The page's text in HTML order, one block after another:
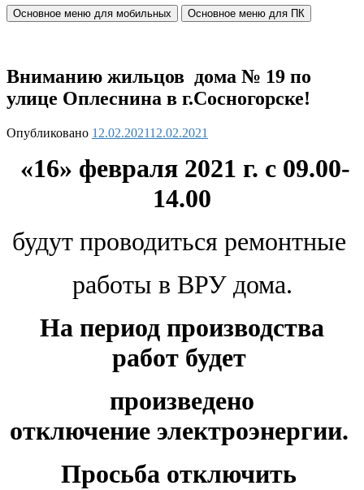
Основное меню для мобильных Основное меню для ПК
Вниманию жильцов дома № 19 по
улице Оплеснина в г.Сосногорске!
Опубликовано 12.02.202112.02.2021
«16» февраля 2021 г. с 09.00-
14.00
будут проводиться ремонтные
работы в ВРУ дома.
На период производства
работ будет
произведено
отключение электроэнергии.
Просьба отключить